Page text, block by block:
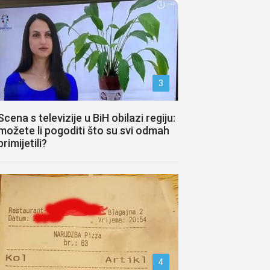
3
s televizije u BiH obilazi regiju:
li pogoditi što su svi odmah
4